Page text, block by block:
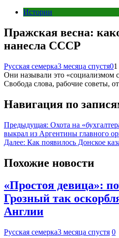
Истории
Пражская весна:
нанесла СССР
Русская семерка3 месяца спустя0
Они называли это «социализмом
Свобода слова, рабочие советы,
Навигация по
Предыдущая: Охота на
выкрал из Аргентины главного
Далее: Как появилось Донское
Похожие новости
«Простоя девица»:
Грозный так
Англии
Русская семерка3 месяца спустя 0